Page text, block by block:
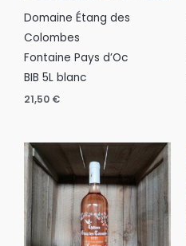
Domaine Étang des
Colombes
Fontaine Pays d’Oc
BIB 5L blanc
21,50 €